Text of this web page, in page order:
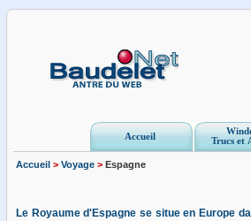
Accueil
Trucs et
Accueil > Voyage > Espagne
Le Royaume d'Espagne se situe en Europe